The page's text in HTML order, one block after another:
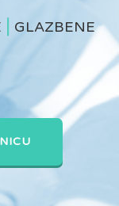
| GLAZBENE